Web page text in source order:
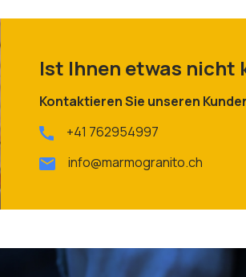
Ist Ihnen etwas nicht
Kontaktieren Sie unseren
+41 762954997
info@marmogranito.ch